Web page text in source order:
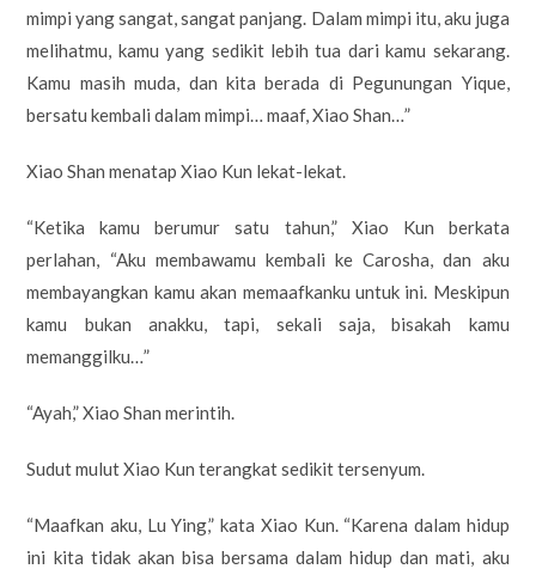
mimpi yang sangat, sangat panjang. Dalam mimpi itu, aku juga
melihatmu, kamu yang sedikit lebih tua dari kamu sekarang.
Kamu masih muda, dan kita berada di Pegunungan Yique,
bersatu kembali dalam mimpi… maaf, Xiao Shan…”
Xiao Shan menatap Xiao Kun lekat-lekat.
“Ketika kamu berumur satu tahun,” Xiao Kun berkata
perlahan, “Aku membawamu kembali ke Carosha, dan aku
membayangkan kamu akan memaafkanku untuk ini. Meskipun
kamu bukan anakku, tapi, sekali saja, bisakah kamu
memanggilku…”
“Ayah,” Xiao Shan merintih.
Sudut mulut Xiao Kun terangkat sedikit tersenyum.
“Maafkan aku, Lu Ying,” kata Xiao Kun. “Karena dalam hidup
ini kita tidak akan bisa bersama dalam hidup dan mati, aku